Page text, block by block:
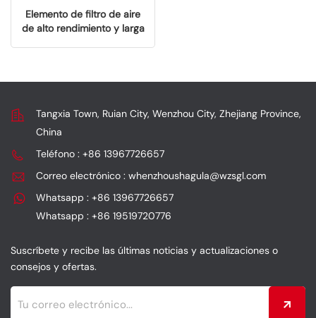
Elemento de filtro de aire
de alto rendimiento y larga
Tangxia Town, Ruian City, Wenzhou City, Zhejiang Province,
China
Teléfono : +86 13967726657
Correo electrónico : whenzhoushagula@wzsgl.com
Whatsapp : +86 13967726657
Whatsapp : +86 19519720776
Suscríbete y recibe las últimas noticias y actualizaciones o
consejos y ofertas.